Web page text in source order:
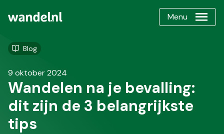
Menu
Blog
9 oktober 2024
Wandelen na je bevalling:
dit zijn de 3 belangrijkste
tips